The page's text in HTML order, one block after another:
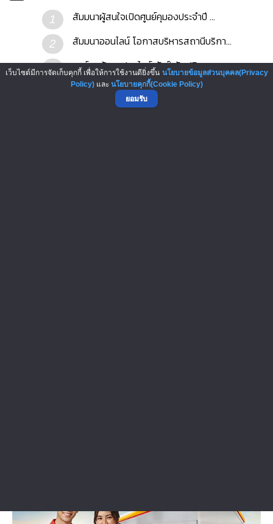
1 สัมมนาผู้สนใจเปิดศูนย์คุมองประจำปี ...
2 สัมมนาออนไลน์ โอกาสบริหารสถานีบริกา...
3 คอร์สสร้างแฟรนไชส์ จัมป์ อัพ (Franc...
บริการสร้างทีมขายแฟรนไชส์ Franchise...
เว็บไซต์มีการจัดเก็บคุกกี้ เพื่อให้การใช้งานดียิ่งขึ้น นโยบายข้อมูลส่วนบุคคล(Privacy
Policy)และ นโยบายคุกกี้(Cookie Policy)
ยอมรับ